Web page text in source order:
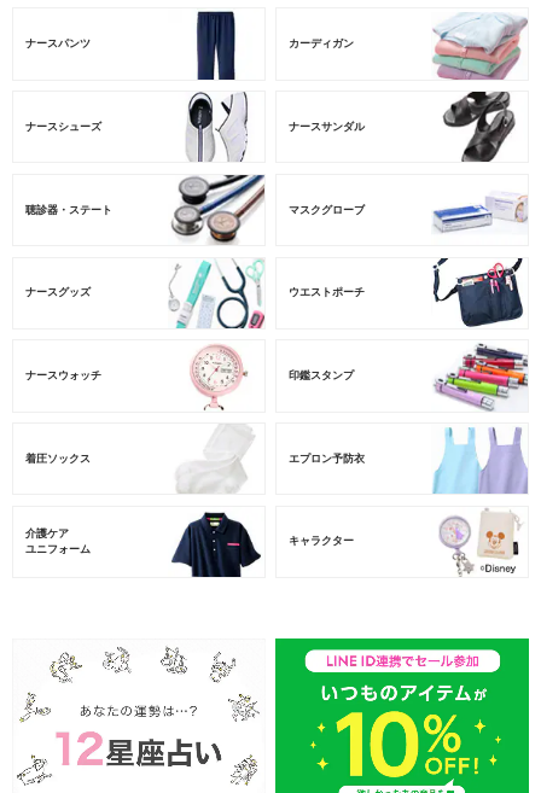
ナースパンツ カーディガン
ナースシューズ ナースサンダル
聴診器・ステート マスクグローブ
ナースグッズ ウエストポーチ
ナースウォッチ 印鑑スタンプ
着圧ソックス エプロン予防衣
介護ケア
ユニフォーム
キャラクター